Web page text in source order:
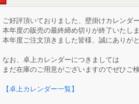
ご好評頂いておりました、壁掛けカレンダ
本年度の販売の最終締め切りが終了いたし
本年度ご注文頂きました皆様、誠にありが
なお、卓上カレンダーにつきましては
まだ在庫のご用意がございますのでぜひご
【卓上カレンダー一覧】